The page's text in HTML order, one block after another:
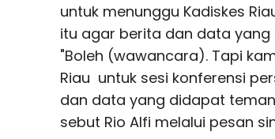
untuk menunggu Kadiskes
itu agar berita dan data yang
"Boleh (wawancara). Tapi
Riau untuk sesi konferensi
dan data yang didapat
sebut Rio Alfi melalui pesan